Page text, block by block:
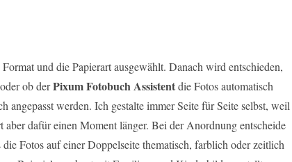
und die Papierart ausgewählt. Danach wird entschieden,
ob derPixum Fotobuch Assistentdie Fotos automatisch
werden. Ich gestalte immer Seite für Seite selbst, weil
aber dafür einen Moment länger. Bei der Anordnung entscheide
Fotos auf einer Doppelseite thematisch, farblich oder zeitlich